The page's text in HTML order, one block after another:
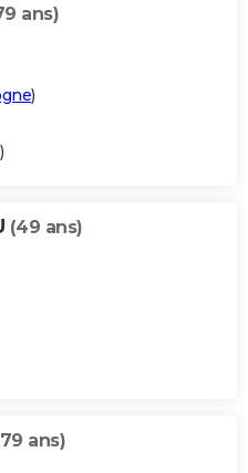
ans)
)
)
(49 ans)
ans)